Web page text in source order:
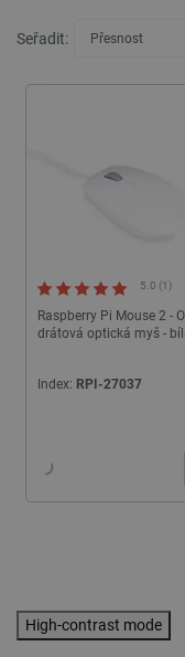
Seřadit: Přesnost
Raspberry Pi Mouse 2 -
drátová optická myš -
5.0 (1)
Index: RPI-27037
High-contrast mode